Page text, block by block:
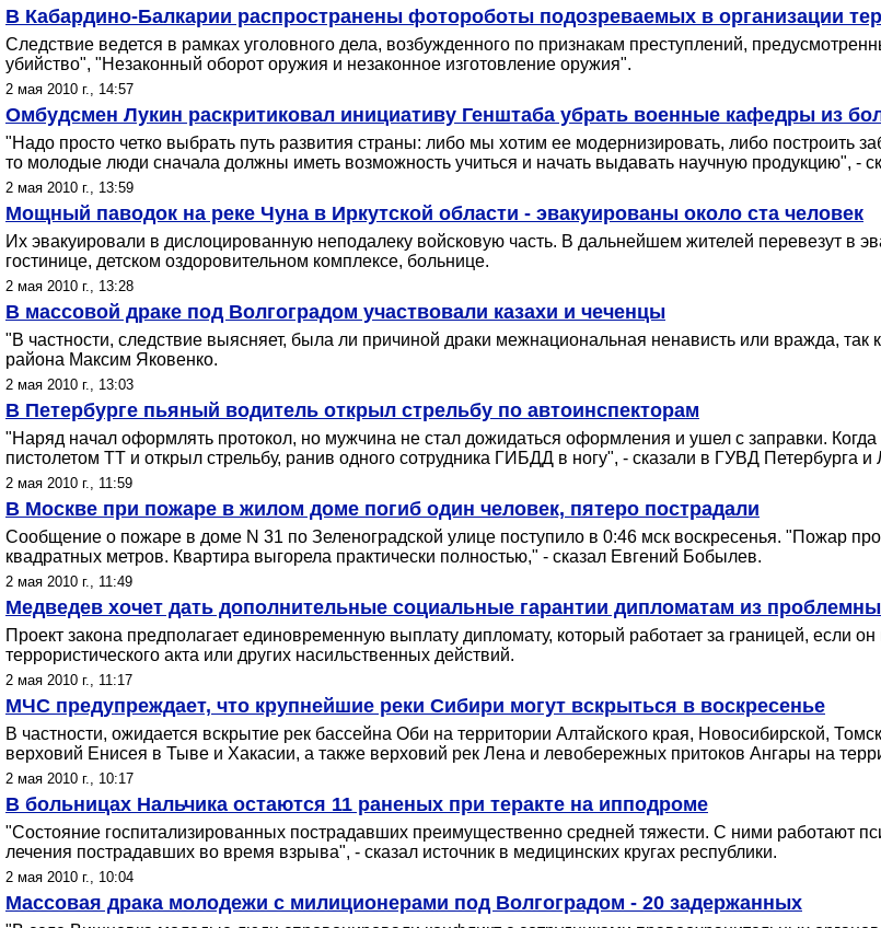
В Кабардино-Балкарии распространены фотороботы подозреваемых в организации
Следствие ведется в рамках уголовного дела, возбужденного по признакам преступлений,
убийство", "Незаконный оборот оружия и незаконное изготовление оружия".
2 мая 2010 г., 14:57
Омбудсмен Лукин раскритиковал инициативу Генштаба убрать военные кафедры из
"Надо просто четко выбрать путь развития страны: либо мы хотим ее модернизировать, либо построить
то молодые люди сначала должны иметь возможность учиться и начать выдавать научную продукцию", -
2 мая 2010 г., 13:59
Мощный паводок на реке Чуна в Иркутской области - эвакуированы около ста человек
Их эвакуировали в дислоцированную неподалеку войсковую часть. В дальнейшем жителей перевезут в
гостинице, детском оздоровительном комплексе, больнице.
2 мая 2010 г., 13:28
В массовой драке под Волгоградом участвовали казахи и чеченцы
"В частности, следствие выясняет, была ли причиной драки межнациональная ненависть или вражда, так
района Максим Яковенко.
2 мая 2010 г., 13:03
В Петербурге пьяный водитель открыл стрельбу по автоинспекторам
"Наряд начал оформлять протокол, но мужчина не стал дожидаться оформления и ушел с заправки.
пистолетом ТТ и открыл стрельбу, ранив одного сотрудника ГИБДД в ногу", - сказали в ГУВД Петербурга и
2 мая 2010 г., 11:59
В Москве при пожаре в жилом доме погиб один человек, пятеро пострадали
Сообщение о пожаре в доме N 31 по Зеленоградской улице поступило в 0:46 мск воскресенья. "Пожар
квадратных метров. Квартира выгорела практически полностью," - сказал Евгений Бобылев.
2 мая 2010 г., 11:49
Медведев хочет дать дополнительные социальные гарантии дипломатам из
Проект закона предполагает единовременную выплату дипломату, который работает за границей, если
террористического акта или других насильственных действий.
2 мая 2010 г., 11:17
МЧС предупреждает, что крупнейшие реки Сибири могут вскрыться в воскресенье
В частности, ожидается вскрытие рек бассейна Оби на территории Алтайского края, Новосибирской,
верховий Енисея в Тыве и Хакасии, а также верховий рек Лена и левобережных притоков Ангары на
2 мая 2010 г., 10:17
В больницах Нальчика остаются 11 раненых при теракте на ипподроме
"Состояние госпитализированных пострадавших преимущественно средней тяжести. С ними работают
лечения пострадавших во время взрыва", - сказал источник в медицинских кругах республики.
2 мая 2010 г., 10:04
Массовая драка молодежи с милиционерами под Волгоградом - 20 задержанных